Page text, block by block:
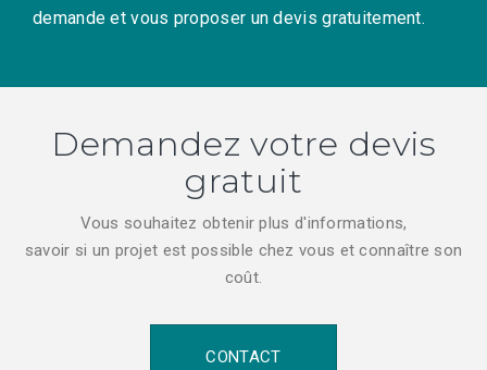
demande et vous proposer un devis gratuitement.
Demandez votre devis
gratuit
Vous souhaitez obtenir plus d'informations,
savoir si un projet est possible chez vous et connaître son
coût.
CONTACT